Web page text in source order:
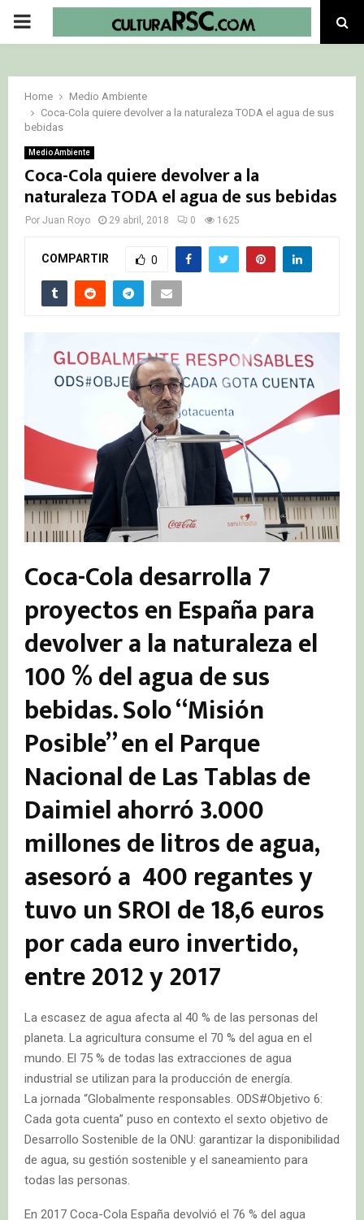
PRIMARY
Home
Medio Ambiente
Coca-Cola quiere devolver a la naturaleza TODA el agua de sus
bebidas
Medio Ambiente
Coca-Cola quiere devolver a la
naturaleza TODA el agua de sus bebidas
Por Juan Royo 29 abril, 2018 0 1625
COMPARTIR 0
Coca-Cola desarrolla 7
proyectos en España para
devolver a la naturaleza el
100 % del agua de sus
bebidas. Solo “Misión
Posible” en el Parque
Nacional de Las Tablas de
Daimiel ahorró 3.000
millones de litros de agua,
asesoró a 400 regantes y
tuvo un SROI de 18,6 euros
por cada euro invertido,
entre 2012 y 2017
La escasez de agua afecta al 40 % de las personas del
planeta. La agricultura consume el 70 % del agua en el
mundo. El 75 % de todas las extracciones de agua
industrial se utilizan para la producción de energía.
La jornada “Globalmente responsables. ODS#Objetivo 6:
Cada gota cuenta” puso en contexto el sexto objetivo de
Desarrollo Sostenible de la ONU: garantizar la disponibilidad
de agua, su gestión sostenible y el saneamiento para
todas las personas.
En 2017 Coca-Cola España devolvió el 76 % del agua